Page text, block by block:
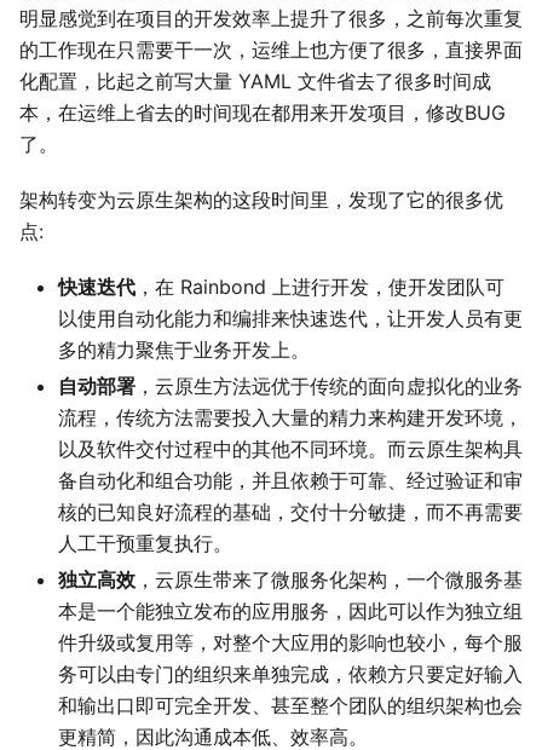
明显感觉到在项目的开发效率上提升了很多，之前每次重复
的工作现在只需要干一次，运维上也方便了很多，直接界面
化配置，比起之前写大量 YAML 文件省去了很多时间成
本，在运维上省去的时间现在都用来开发项目，修改BUG
了。
架构转变为云原生架构的这段时间里，发现了它的很多优
点:
快速迭代 ，在 Rainbond 上进行开发，使开发团队可
以使用自动化能力和编排来快速迭代，让开发人员有更
多的精力聚焦于业务开发上。
自动部署 ，云原生方法远优于传统的面向虚拟化的业务
流程，传统方法需要投入大量的精力来构建开发环境，
以及软件交付过程中的其他不同环境。而云原生架构具
备自动化和组合功能，并且依赖于可靠、经过验证和审
核的已知良好流程的基础，交付十分敏捷，而不再需要
人工干预重复执行。
独立高效 ，云原生带来了微服务化架构，一个微服务基
本是一个能独立发布的应用服务，因此可以作为独立组
件升级或复用等，对整个大应用的影响也较小，每个服
务可以由专门的组织来单独完成，依赖方只要定好输入
和输出口即可完全开发、甚至整个团队的组织架构也会
更精简，因此沟通成本低、效率高。